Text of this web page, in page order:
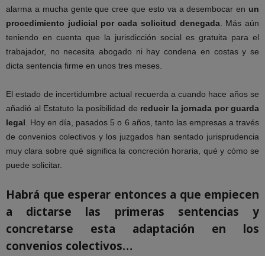
alarma a mucha gente que cree que esto va a desembocar en un
procedimiento judicial por cada solicitud denegada. Más aún
teniendo en cuenta que la jurisdicción social es gratuita para el
trabajador, no necesita abogado ni hay condena en costas y se
dicta sentencia firme en unos tres meses.
El estado de incertidumbre actual recuerda a cuando hace años se
añadió al Estatuto la posibilidad de reducir la jornada por guarda
legal . Hoy en día, pasados 5 o 6 años, tanto las empresas a través
de convenios colectivos y los juzgados han sentado jurisprudencia
muy clara sobre qué significa la concreción horaria, qué y cómo se
puede solicitar.
Habrá que esperar entonces a que empiecen
a dictarse las primeras sentencias y
concretarse esta adaptación en los
convenios colectivos…